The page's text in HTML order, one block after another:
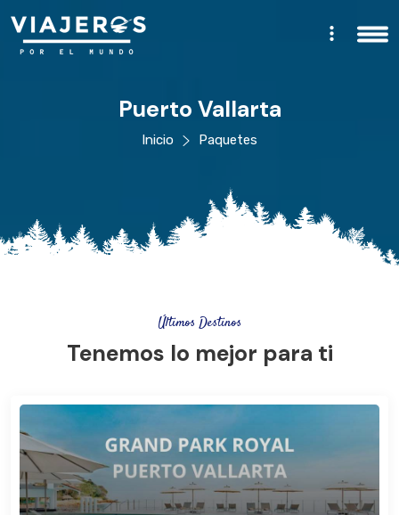
Puerto Vallarta
Inicio Paquetes
Últimos Destinos
Tenemos lo mejor para ti